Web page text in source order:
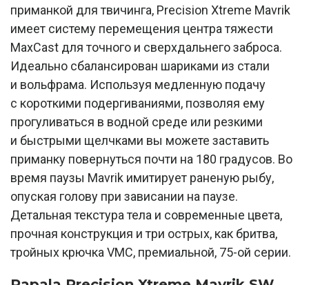
приманкой для твичинга, Precision Xtreme Mavrik
имеет систему перемещения центра тяжести
MaxCast для точного и сверхдальнего заброса.
Идеально сбалансирован шариками из стали
и вольфрама. Используя медленную подачу
с короткими подергиваниями, позволяя ему
прогуливаться в водной среде или резкими
и быстрыми щелчками вы можете заставить
приманку повернуться почти на 180 градусов. Во
время паузы Mavrik имитирует раненую рыбу,
опуская голову при зависании на паузе.
Детальная текстура тела и современные цвета,
прочная конструкция и три острых, как бритва,
тройных крючка VMC, премиальной, 75-ой серии.